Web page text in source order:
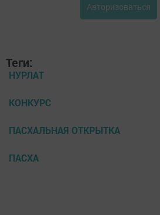
Авторизоваться
Теги:
НУРЛАТ
КОНКУРС
ПАСХАЛЬНАЯ ОТКРЫТКА
ПАСХА